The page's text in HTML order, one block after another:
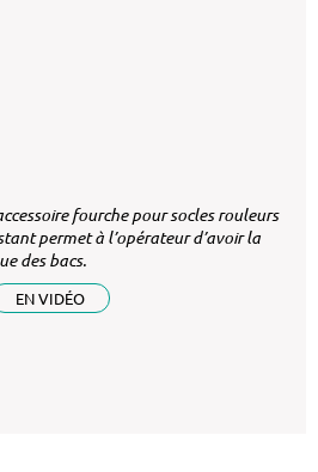
fourche poursocles rouleurs
permet à l’opérateur d’avoir la
des bacs.
EN VIDÉO